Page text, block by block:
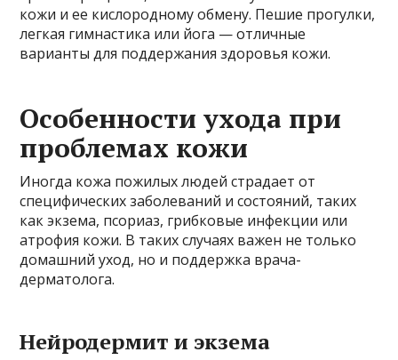
кожи и ее кислородному обмену. Пешие прогулки,
легкая гимнастика или йога — отличные
варианты для поддержания здоровья кожи.
Особенности ухода при
проблемах кожи
Иногда кожа пожилых людей страдает от
специфических заболеваний и состояний, таких
как экзема, псориаз, грибковые инфекции или
атрофия кожи. В таких случаях важен не только
домашний уход, но и поддержка врача-
дерматолога.
Нейродермит и экзема